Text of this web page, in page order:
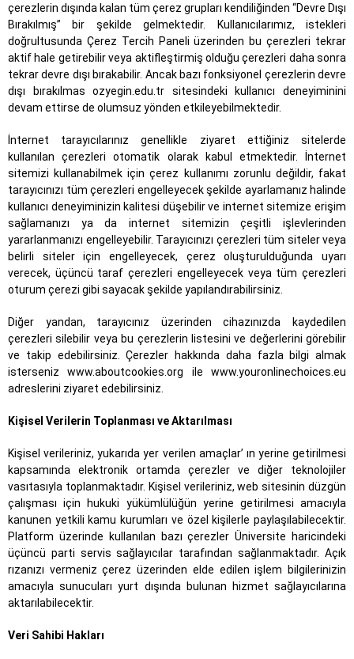
çerezlerin dışında kalan tüm çerez grupları kendiliğinden “Devre Dışı
Bırakılmış” bir şekilde gelmektedir. Kullanıcılarımız, istekleri
doğrultusunda Çerez Tercih Paneli üzerinden bu çerezleri tekrar
aktif hale getirebilir veya aktifleştirmiş olduğu çerezleri daha sonra
tekrar devre dışı bırakabilir. Ancak bazı fonksiyonel çerezlerin devre
dışı bırakılmas ozyegin.edu.tr sitesindeki kullanıcı deneyiminini
devam ettirse de olumsuz yönden etkileyebilmektedir.
İnternet tarayıcılarınız genellikle ziyaret ettiğiniz sitelerde
kullanılan çerezleri otomatik olarak kabul etmektedir. İnternet
sitemizi kullanabilmek için çerez kullanımı zorunlu değildir, fakat
tarayıcınızı tüm çerezleri engelleyecek şekilde ayarlamanız halinde
kullanıcı deneyiminizin kalitesi düşebilir ve internet sitemize erişim
sağlamanızı ya da internet sitemizin çeşitli işlevlerinden
yararlanmanızı engelleyebilir. Tarayıcınızı çerezleri tüm siteler veya
belirli siteler için engelleyecek, çerez oluşturulduğunda uyarı
verecek, üçüncü taraf çerezleri engelleyecek veya tüm çerezleri
oturum çerezi gibi sayacak şekilde yapılandırabilirsiniz.
Diğer yandan, tarayıcınız üzerinden cihazınızda kaydedilen
çerezleri silebilir veya bu çerezlerin listesini ve değerlerini görebilir
ve takip edebilirsiniz. Çerezler hakkında daha fazla bilgi almak
isterseniz www.aboutcookies.org ile www.youronlinechoices.eu
adreslerini ziyaret edebilirsiniz.
Kişisel Verilerin Toplanması ve Aktarılması
Kişisel verileriniz, yukarıda yer verilen amaçlar’ ın yerine getirilmesi
kapsamında elektronik ortamda çerezler ve diğer teknolojiler
vasıtasıyla toplanmaktadır. Kişisel verileriniz, web sitesinin düzgün
çalışması için hukuki yükümlülüğün yerine getirilmesi amacıyla
kanunen yetkili kamu kurumları ve özel kişilerle paylaşılabilecektir.
Platform üzerinde kullanılan bazı çerezler Üniversite haricindeki
üçüncü parti servis sağlayıcılar tarafından sağlanmaktadır. Açık
rızanızı vermeniz çerez üzerinden elde edilen işlem bilgilerinizin
amacıyla sunucuları yurt dışında bulunan hizmet sağlayıcılarına
aktarılabilecektir.
Veri Sahibi Hakları